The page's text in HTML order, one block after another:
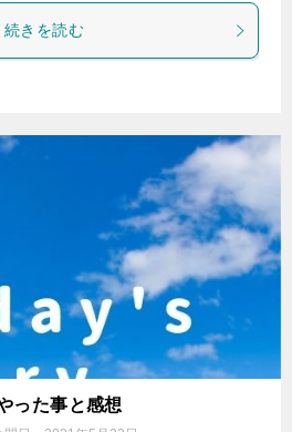
続きを読む
った事と感想